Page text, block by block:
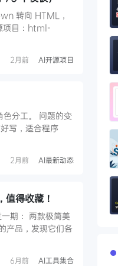
转向 HTML，
项目：html-
2月前 AI开源项目
分工。 问题的变
写，适合程序
2月前 AI最新动态
得收藏！
期： 两款极简美
品，发现它们各
6月前 AI工具集合